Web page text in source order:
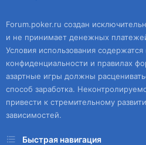
Forum.poker.ru создан
и не принимает денежных
Условия использования содержатся
конфиденциальности и правилах
азартные игры должны
способ заработка.
привести к стремительному
зависимостей.
Быстрая навигация